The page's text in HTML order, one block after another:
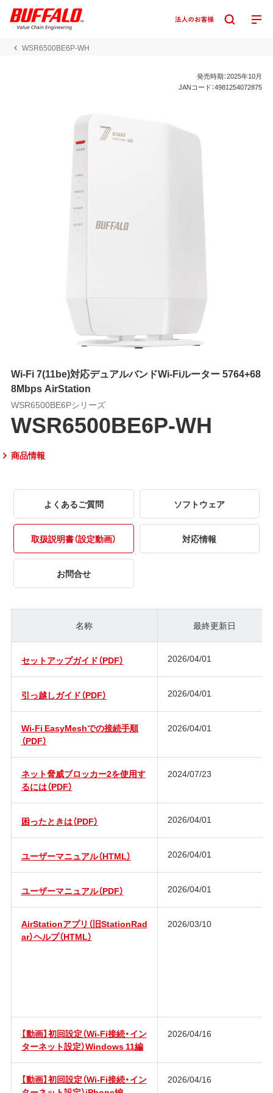
WSR6500BE6P-WH
発売時期：2025年10月
JANコード：4981254072875
Wi-Fi 7(11be)対応デュアルバンドWi-Fiルーター 5764+68
8Mbps AirStation
WSR6500BE6Pシリーズ
WSR6500BE6P-WH
商品情報
よくあるご質問 ソフトウェア
取扱説明書（設定動画） 対応情報
お問合せ
名称 最終更新日
セットアップガイド（PDF） 2026/04/01
引っ越しガイド（PDF） 2026/04/01
Wi-Fi EasyMeshでの接続手順
（PDF）
2026/04/01
ネット脅威ブロッカー2を使用す
るには（PDF）
2024/07/23
困ったときは（PDF） 2026/04/01
ユーザーマニュアル（HTML） 2026/04/01
ユーザーマニュアル（PDF） 2026/04/01
AirStationアプリ（旧StationRad
ar）ヘルプ（HTML）
2026/03/10
【動画】初回設定（Wi-Fi接続・イン
ターネット設定）Windows 11編
2026/04/16
【動画】初回設定（Wi-Fi接続・イン
2026/04/16